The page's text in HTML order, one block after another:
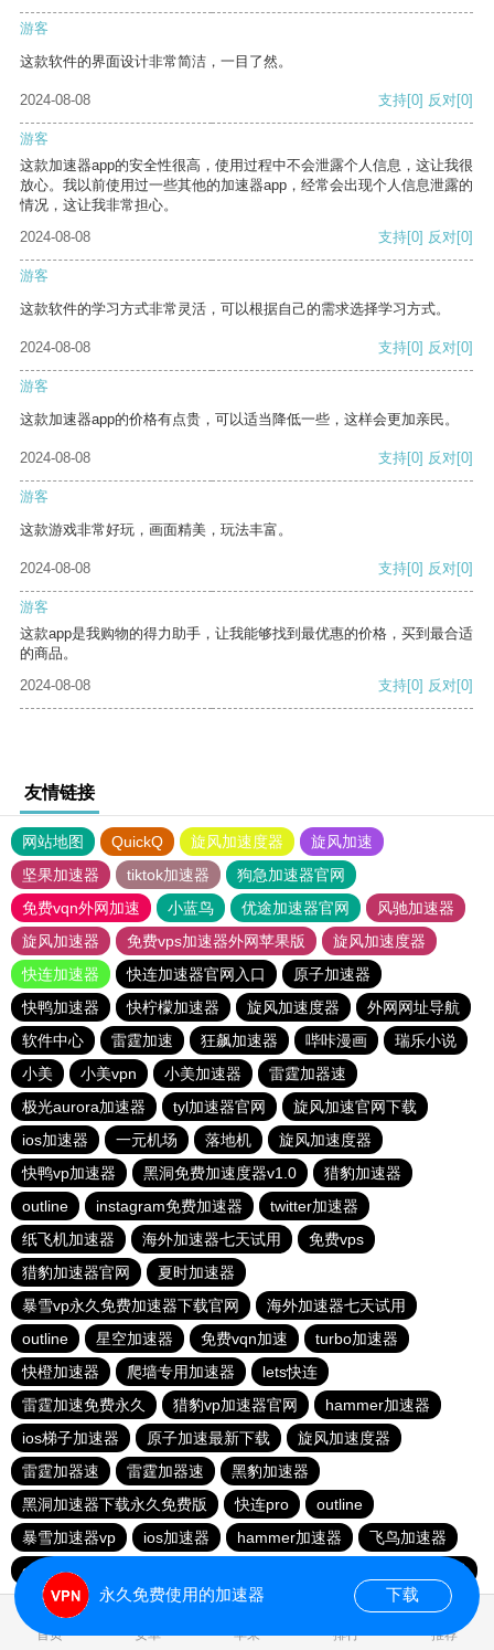
游客
这款软件的界面设计非常简洁，一目了然。
2024-08-08 支持[0] 反对[0]
游客
这款加速器app的安全性很高，使用过程中不会泄露个人信息，这让我很
放心。我以前使用过一些其他的加速器app，经常会出现个人信息泄露的
情况，这让我非常担心。
2024-08-08
支持[0] 反对[0]
游客
这款软件的学习方式非常灵活，可以根据自己的需求选择学习方式。
2024-08-08 支持[0] 反对[0]
游客
这款加速器app的价格有点贵，可以适当降低一些，这样会更加亲民。
2024-08-08 支持[0] 反对[0]
游客
这款游戏非常好玩，画面精美，玩法丰富。
2024-08-08 支持[0] 反对[0]
游客
这款app是我购物的得力助手，让我能够找到最优惠的价格，买到最合适
的商品。
2024-08-08
支持[0] 反对[0]
友情链接
网站地图 QuickQ 旋风加速度器
旋风加速
坚果加速器
tiktok加速器
狗急加速器官网
免费vqn外网加速
小蓝鸟 优途加速器官网
风驰加速器
旋风加速器
免费vps加速器外网苹果版
旋风加速度器
快连加速器
快连加速器官网入口
原子加速器
快鸭加速器
快柠檬加速器 旋风加速度器
外网网址导航
软件中心
雷霆加速 狂飙加速器 哔咔漫画
瑞乐小说
小美
小美vpn 小美加速器
雷霆加器速
极光aurora加速器
tyl加速器官网
旋风加速官网下载
ios加速器
一元机场 落地机
旋风加速度器
快鸭vp加速器
黑洞免费加速度器v1.0
猎豹加速器
outline
instagram免费加速器
twitter加速器
纸飞机加速器
海外加速器七天试用
免费vps
猎豹加速器官网
夏时加速器
暴雪vp永久免费加速器下载官网
海外加速器七天试用
outline
星空加速器 免费vqn加速
turbo加速器
快橙加速器
爬墙专用加速器
lets快连
雷霆加速免费永久
猎豹vp加速器官网
hammer加速器
ios梯子加速器
原子加速最新下载
旋风加速度器
雷霆加器速
雷霆加器速
黑豹加速器
黑洞加速器下载永久免费版
快连pro
outline
暴雪加速器vp
ios加速器 hammer加速器
飞鸟加速器
outline
黑洞nvp加速器
首页 安卓 苹果 排行 推荐
永久免费使用的加速器 下载
0.017400s